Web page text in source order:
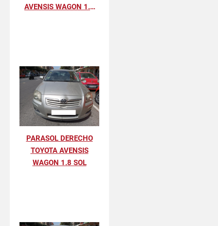
AVENSIS WAGON 1.8
PARASOL DERECHO
TOYOTA AVENSIS
WAGON 1.8 SOL